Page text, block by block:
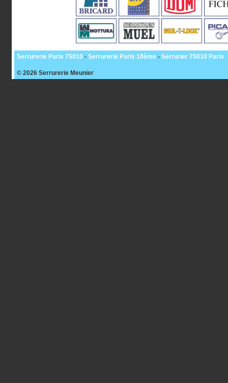
Serrurerie Paris 75010- Serrurerie Paris 10ème- Serrurier 75010 Paris
© 2026 Serrurerie Meunier